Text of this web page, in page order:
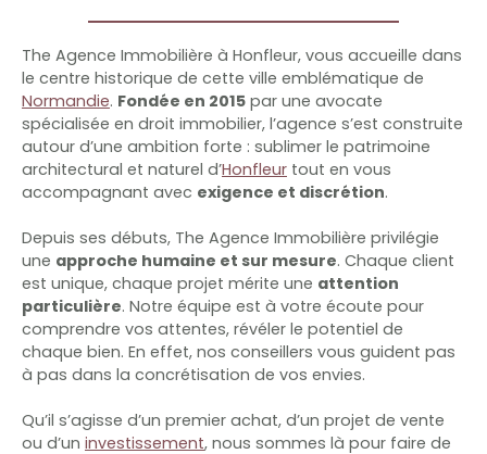
The Agence Immobilière à Honfleur, vous accueille dans
le centre historique de cette ville emblématique de
Normandie. Fondée en 2015 par une avocate
spécialisée en droit immobilier, l’agence s’est construite
autour d’une ambition forte : sublimer le patrimoine
architectural et naturel d’Honfleur tout en vous
accompagnant avec exigence et discrétion.
Depuis ses débuts, The Agence Immobilière privilégie
une approche humaine et sur mesure. Chaque client
est unique, chaque projet mérite une attention
particulière. Notre équipe est à votre écoute pour
comprendre vos attentes, révéler le potentiel de
chaque bien. En effet, nos conseillers vous guident pas
à pas dans la concrétisation de vos envies.
Qu’il s’agisse d’un premier achat, d’un projet de vente
ou d’un investissement, nous sommes là pour faire de